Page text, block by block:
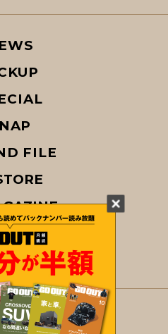
/ SAN-EI CORPORATION Co.,Ltd.
FILE